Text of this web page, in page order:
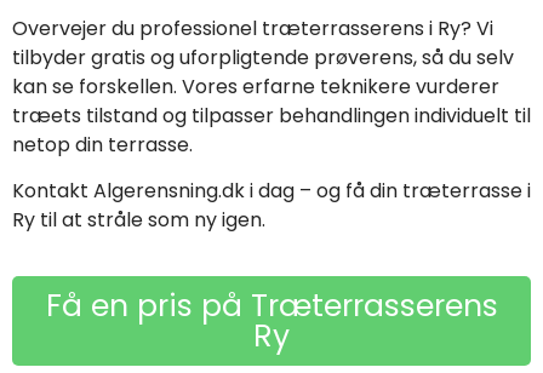
Overvejer du professionel træterrasserens i Ry? Vi
tilbyder gratis og uforpligtende prøverens, så du selv
kan se forskellen. Vores erfarne teknikere vurderer
træets tilstand og tilpasser behandlingen individuelt til
netop din terrasse.
Kontakt Algerensning.dk i dag – og få din træterrasse i
Ry til at stråle som ny igen.
Få en pris på Træterrasserens
Ry